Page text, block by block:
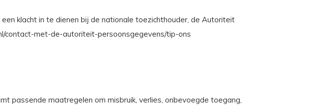
klacht in te dienen bij de nationale toezichthouder, de Autoriteit
contact-met-de-autoriteit-persoonsgegevens/tip-ons
passende maatregelen om misbruik, verlies, onbevoegde toegang,